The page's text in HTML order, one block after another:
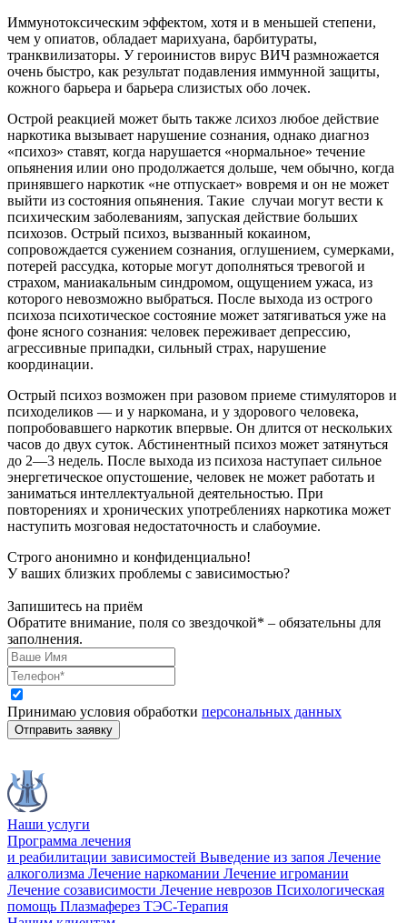
Иммунотоксическим эффектом, хотя и в меньшей степени,
чем у опиатов, обладает марихуана, барбитураты,
транквилизаторы. У героинистов вирус ВИЧ размножается
очень быстро, как результат подавления иммунной защиты,
кожного барьера и барьера слизистых обо лочек.
Острой реакцией может быть также лсихоз любое действие
наркотика вызывает нарушение сознания, однако диагноз
«психоз» ставят, когда нарушается «нормальное» течение
опьянения илии оно продолжается дольше, чем обычно, когда
принявшего наркотик «не отпускает» вовремя и он не может
выйти из состояния опьянения. Такие случаи могут вести к
психическим заболеваниям, запуская действие больших
психозов. Острый психоз, вызванный кокаином,
сопровождается сужением сознания, оглушением, сумерками,
потерей рассудка, которые могут дополняться тревогой и
страхом, маниакальным синдромом, ощущением ужаса, из
которого невозможно выбраться. После выхода из острого
психоза психотическое состояние может затягиваться уже на
фоне ясного сознания: человек переживает депрессию,
агрессивные припадки, сильный страх, нарушение
координации.
Острый психоз возможен при разовом приеме стимуляторов и
психоделиков — и у наркомана, и у здорового человека,
попробовавшего наркотик впервые. Он длится от нескольких
часов до двух суток. Абстинентный психоз может затянуться
до 2—3 недель. После выхода из психоза наступает сильное
энергетическое опустошение, человек не может работать и
заниматься интеллектуальной деятельностью. При
повторениях и хронических употреблениях наркотика может
наступить мозговая недостаточность и слабоумие.
Строго анонимно и конфиденциально!
У ваших близких проблемы с зависимостью?
Запишитесь на приём
Обратите внимание, поля со звездочкой* – обязательны для
заполнения.
Принимаю условия обработки персональных данных
Отправить заявку
Наши услуги
Программа лечения
и реабилитации зависимостей Выведение из запоя Лечение
алкоголизма Лечение наркомании Лечение игромании
Лечение созависимости Лечение неврозов Психологическая
помощь Плазмаферез ТЭС-Терапия